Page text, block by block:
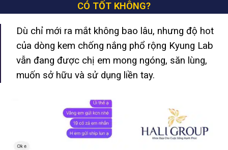
CÓ TỐT KHÔNG?
Dù chỉ mới ra mắt không bao lâu, nhưng độ hot
của dòng kem chống nắng phổ rộng Kyung Lab
vẫn đang được chị em mong ngóng, săn lùng,
muốn sở hữu và sử dụng liền tay.